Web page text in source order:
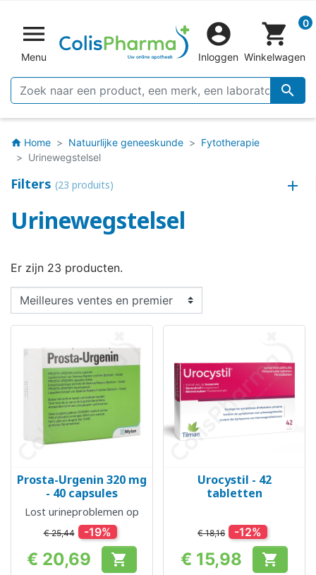

Menu


Inloggen
shopping_cart 0
Winkelwagen
home Home Natuurlijke geneeskunde
Fytotherapie
Urinewegstelsel
Filters (23 produits)
Urinewegstelsel
Er zijn 23 producten.
Prosta-Urgenin 320 mg
- 40 capsules
Lost urineproblemen op
€ 25,44 -19%
Prijs
€ 20,69 
Urocystil - 42
tabletten
€ 18,16 -12%
Prijs
€ 15,98 